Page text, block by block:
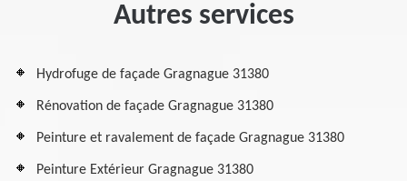
Autres services
Hydrofuge de façade Gragnague 31380
Rénovation de façade Gragnague 31380
Peinture et ravalement de façade Gragnague 31380
Peinture Extérieur Gragnague 31380